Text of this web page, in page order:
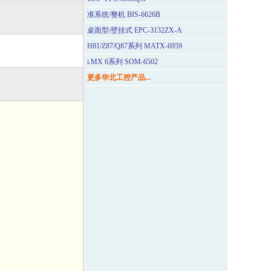
准系统/整机 BIS-6626B
桌面型/壁挂式 EPC-3132ZX-A
H81/Z87/Q87系列 MATX-6959
i.MX 6系列 SOM-6502
更多华北工控产品...